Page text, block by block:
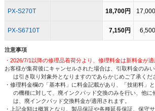
PX-S270T 18,700円
PX-S6710T 7,150円
注意事項
・2026/7/1以降の修理品着荷分より、修理料金は新料金が適
お客様が集荷後にキャンセルされた場合は、引取料金のみ
は引き取り対象外となりますのであらかじめご了承くだ
・修理料金欄の「基本料」に料金記載があり、「技術料」
の機種に対して、廃インクパッド交換のみを行い、他に
は、廃インクパッド交換料金が適用されます。
・上記金額は概算となり、製品保証や各種延長保証、保守